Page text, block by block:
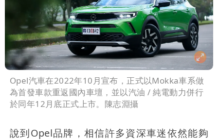
Opel汽車在2022年10月宣布，正式以Mokka車系做
為首發車款重返國內車壇，並以汽油 / 純電動力併行
於同年12月底正式上市。陳志淵攝
說到Opel品牌，相信許多資深車迷依然能夠